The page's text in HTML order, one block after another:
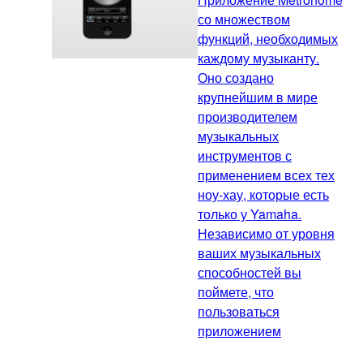
со множеством
функций, необходимых
каждому музыканту.
Оно создано
крупнейшим в мире
производителем
музыкальных
инструментов с
применением всех тех
ноу-хау, которые есть
только у Yamaha.
Независимо от уровня
ваших музыкальных
способностей вы
поймете, что
пользоваться
приложением